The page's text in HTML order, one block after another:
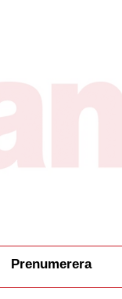
Prenumerera